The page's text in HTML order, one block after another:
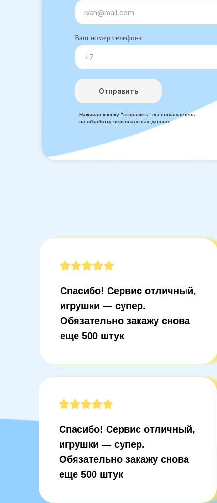
Ваш номер телефона
Отправить
Нажимая кнопку "отправить" вы соглашаетесь
на обработку персональных данных
Спасибо! Сервис отличный,
игрушки — супер.
Обязательно закажу снова
еще 500 штук
Спасибо! Сервис отличный,
игрушки — супер.
Обязательно закажу снова
еще 500 штук